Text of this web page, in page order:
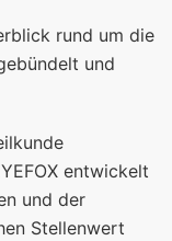
rund um die
und
entwickelt
und der
Stellenwert